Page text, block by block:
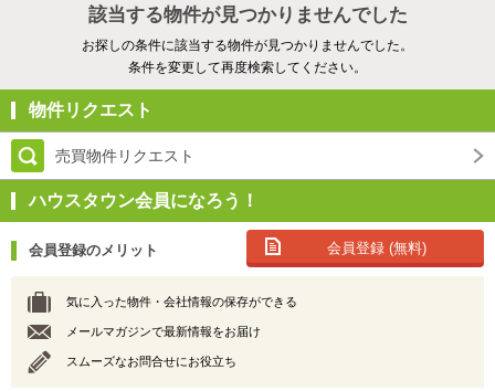
該当する物件が見つかりませんでした
お探しの条件に該当する物件が見つかりませんでした。
条件を変更して再度検索してください。
物件リクエスト
売買物件リクエスト
ハウスタウン会員になろう！
会員登録のメリット 会員登録 (無料)
気に入った物件・会社情報の保存ができる
メールマガジンで最新情報をお届け
スムーズなお問合せにお役立ち